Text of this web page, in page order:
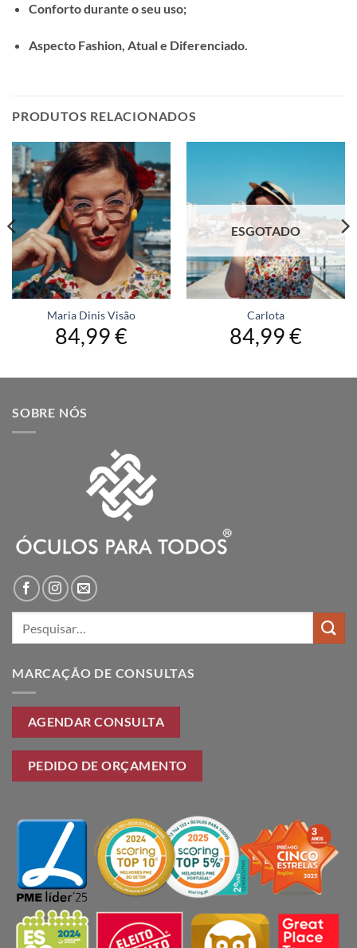
Conforto durante o seu uso;
Aspecto Fashion, Atual e Diferenciado.
PRODUTOS RELACIONADOS
Maria Dinis Visão
84,99€
ESGOTADO
Carlota
84,99€
SOBRE NÓS
MARCAÇÃO DE CONSULTAS
AGENDAR CONSULTA
PEDIDO DE ORÇAMENTO